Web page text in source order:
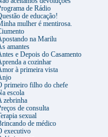
de Rádio
de educação!
mulher é mentirosa.
na Marilu
amantes
e Depois do Casamento
a cozinhar
à primeira vista
primeiro filho do chefe
escola
zebrinha
de consulta
sexual
de médico
executivo